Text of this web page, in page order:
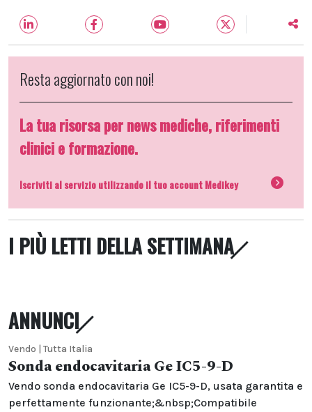
Resta aggiornato con noi!
La tua risorsa per news mediche, riferimenti
clinici e formazione.
Iscriviti al servizio utilizzando il tuo account Medikey
I PIÙ LETTI DELLA SETTIMANA
ANNUNCI
Vendo | Tutta Italia
Sonda endocavitaria Ge IC5-9-D
Vendo sonda endocavitaria Ge IC5-9-D, usata garantita e
perfettamente funzionante;&nbsp;Compatibile